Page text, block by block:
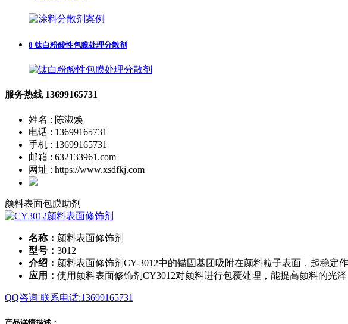
8 钛白粉酸性包膜处理分散剂
服务热线 13699165731
姓名 : 陈淑焕
电话 : 13699165731
手机 : 13699165731
邮箱 : 632133961.com
网址 : https://www.xsdfkj.com
颜料表面包膜助剂
名称： 颜料表面修饰剂
型号： 3012
介绍： 颜料表面修饰剂CY-3012中的锚固基团吸附在颜料粒子表面，起稳定
应用： 使用颜料表面修饰剂CY3012对颜料进行包覆处理，能提高颜料的光
QQ咨询 联系电话:13699165731